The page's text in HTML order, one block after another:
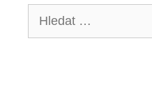
e
p
Hledat: